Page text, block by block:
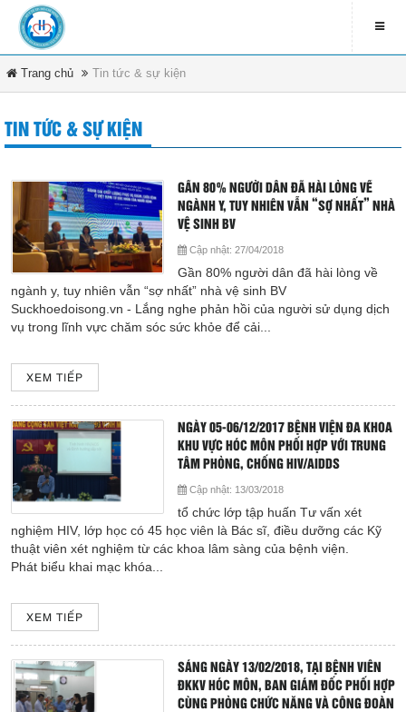
Trang chủ Tin tức & sự kiện
TIN TỨC & SỰ KIỆN
GẦN 80% NGƯỜI DÂN ĐÃ HÀI LÒNG VỀ
NGÀNH Y, TUY NHIÊN VẪN “SỢ NHẤT” NHÀ
VỆ SINH BV
Cập nhật: 27/04/2018
Gần 80% người dân đã hài lòng về
ngành y, tuy nhiên vẫn “sợ nhất” nhà vệ sinh BV
Suckhoedoisong.vn - Lắng nghe phản hồi của người sử dụng dịch
vụ trong lĩnh vực chăm sóc sức khỏe để cải...
XEM TIẾP
NGÀY 05-06/12/2017 BỆNH VIỆN ĐA KHOA
KHU VỰC HÓC MÔN PHỐI HỢP VỚI TRUNG
TÂM PHÒNG, CHỐNG HIV/AIDDS
Cập nhật: 13/03/2018
tổ chức lớp tập huấn Tư vấn xét
nghiệm HIV, lớp học có 45 học viên là Bác sĩ, điều dưỡng các Kỹ
thuật viên xét nghiệm từ các khoa lâm sàng của bệnh viện.
Phát biểu khai mạc khóa...
XEM TIẾP
SÁNG NGÀY 13/02/2018, TẠI BỆNH VIÊN
ĐKKV HÓC MÔN, BAN GIÁM ĐỐC PHỐI HỢP
CÙNG PHÒNG CHỨC NĂNG VÀ CÔNG ĐOÀN
DANH MỤC
Trang chủ
Tin tức & sự kiện
Văn bản pháp luật
Quy chế bệnh viện
Tổ chức bệnh viện
Hoạt động chuyên môn
Thông báo từ bệnh viện
Thông tin dược phẩm
Công tác xã hội
Hướng dẫn bệnh nhân
Sơ đồ bệnh viện
TP.HCM
contact_phone
(08) 3891 4208
ĐĂNG KÍ NHẬN EMAIL
newsletter_informbvdkhocmon
COPYRIGHT 2015. ALL RIGHTS RESERVED